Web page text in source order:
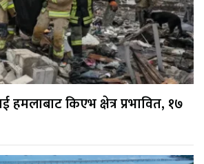
हमलाबाट किएभ क्षेत्र प्रभावित, १७